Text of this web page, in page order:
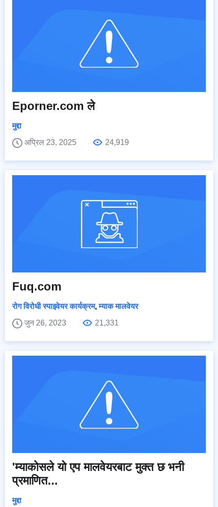
Eporner.com ले
मुद्दा
अप्रिल 23, 2025
24,919
Fuq.com
रोग विरोधी स्पाइवेयर कार्यक्रम,म्याक मालवेयर
जुन 26, 2023
21,331
'म्याकोसले यो एप मालवेयरबाट मुक्त छ भनी
प्रमाणित...
मुद्दा